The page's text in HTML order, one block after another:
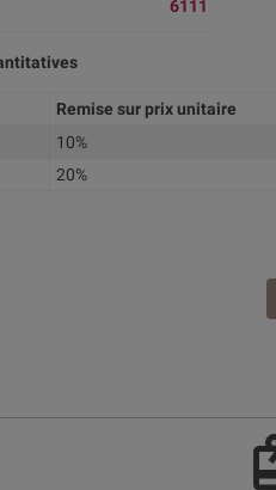
6111
Remise sur prix unitaire
10%
20%